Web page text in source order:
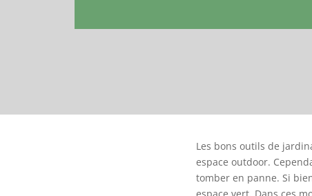
Les bons outils de
espace outdoor.
tomber en panne. Si